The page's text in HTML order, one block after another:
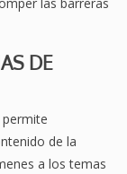
las barreras
DE
de la
a los temas